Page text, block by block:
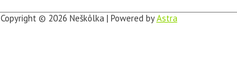
Copyright © 2026 Neškôlka | Powered byAstra